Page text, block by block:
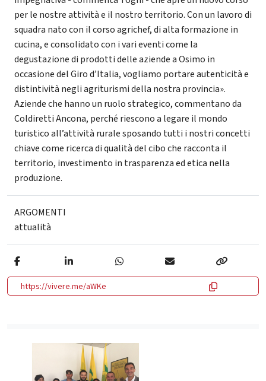
per le nostre attività e il nostro territorio. Con un lavoro di
squadra nato con il corso agrichef, di alta formazione in
cucina, e consolidato con i vari eventi come la
degustazione di prodotti delle aziende a Osimo in
occasione del Giro d’Italia, vogliamo portare autenticità e
distintività negli agriturismi della nostra provincia».
Aziende che hanno un ruolo strategico, commentano da
Coldiretti Ancona, perché riescono a legare il mondo
turistico all’attività rurale sposando tutti i nostri concetti
chiave come ricerca di qualità del cibo che racconta il
territorio, investimento in trasparenza ed etica nella
produzione.
ARGOMENTI
attualità
https://vivere.me/aWKe